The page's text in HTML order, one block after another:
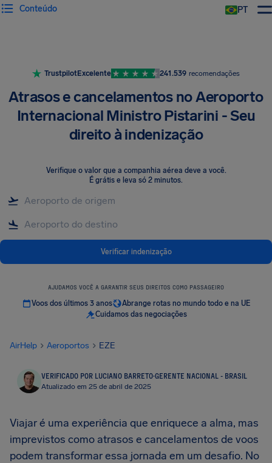
PT
Conteúdo
TrustpilotExcelente 241.539 recomendações
Atrasos e cancelamentos no Aeroporto
Internacional Ministro Pistarini - Seu
direito à indenização
Verifique o valor que a companhia aérea deve a você.
É grátis e leva só 2 minutos.
Verificar indenização
AJUDAMOS VOCÊ A GARANTIR SEUS DIREITOS COMO PASSAGEIRO
Voos dos últimos 3 anos
Abrange rotas no mundo todo e na UE
Cuidamos das negociações
AirHelp Aeroportos EZE
VERIFICADO POR LUCIANO BARRETO·GERENTE NACIONAL - BRASIL
Atualizado em 25 de abril de 2025
Viajar é uma experiência que enriquece a alma, mas
imprevistos como atrasos e cancelamentos de voos
podem transformar essa jornada em um desafio. No